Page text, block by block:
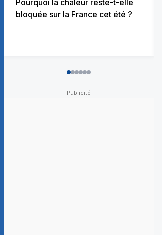
bloquée sur la France cet été ?
012345